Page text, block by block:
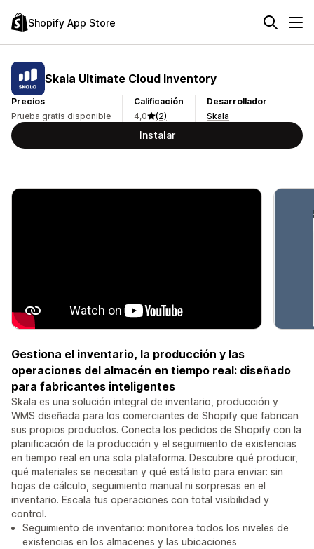
Shopify App Store
Skala Ultimate Cloud Inventory
Precios
Prueba gratis disponible
Calificación
4,0
(2)
Desarrollador
Skala
Instalar
Gestiona el inventario, la producción y las
operaciones del almacén en tiempo real: diseñado
para fabricantes inteligentes
Skala es una solución integral de inventario, producción y
WMS diseñada para los comerciantes de Shopify que fabrican
sus propios productos. Conecta los pedidos de Shopify con la
planificación de la producción y el seguimiento de existencias
en tiempo real en una sola plataforma. Descubre qué producir,
qué materiales se necesitan y qué está listo para enviar: sin
hojas de cálculo, seguimiento manual ni sorpresas en el
inventario. Escala tus operaciones con total visibilidad y
control.
Seguimiento de inventario: monitorea todos los niveles de
existencias en los almacenes y las ubicaciones